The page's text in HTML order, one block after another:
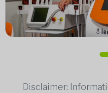
Disclaimer: